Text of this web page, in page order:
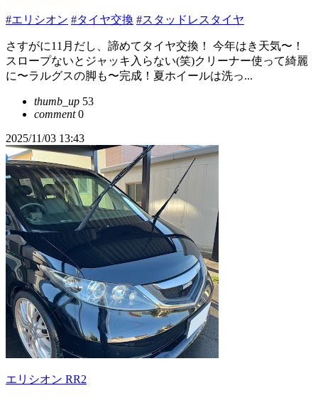
#エリシオン #タイヤ交換 #スタッドレスタイヤ
さすがに11月だし、諦めてタイヤ交換！ 今年はき天気〜！
スロープないとジャッキ入らない(笑)クリーナー使って綺麗
に〜ラルグスの脚も〜完成！夏ホイールは洗っ...
thumb_up 53
comment0
2025/11/03 13:43
エリシオン RR2